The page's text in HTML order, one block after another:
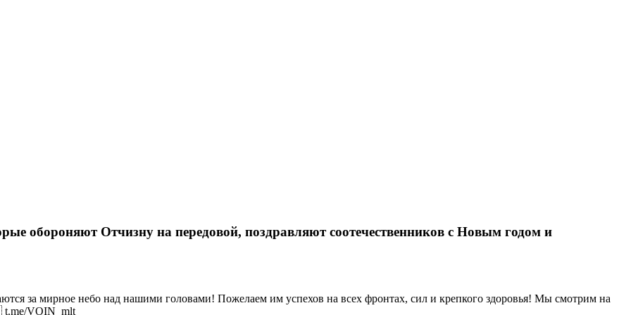
обороняют Отчизну на передовой, поздравляют соотечественников с Новым годом и
за мирное небо над нашими головами! Пожелаем им успехов на всех фронтах, сил и крепкого здоровья! Мы смотрим на
t.me/VOIN_mlt